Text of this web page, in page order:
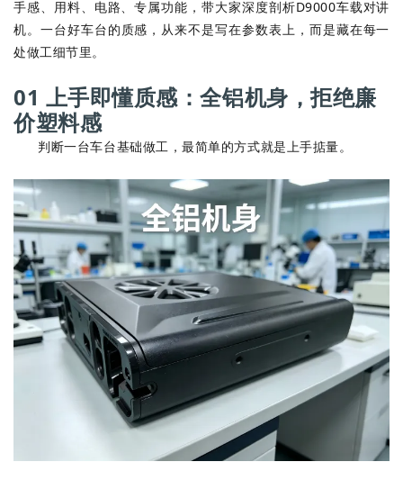
手感、用料、电路、专属功能，带大家深度剖析D9000车载对讲
机。一台好车台的质感，从来不是写在参数表上，而是藏在每一
处做工细节里。
01 上手即懂质感：全铝机身，拒绝廉
价塑料感
判断一台车台基础做工，最简单的方式就是上手掂量。